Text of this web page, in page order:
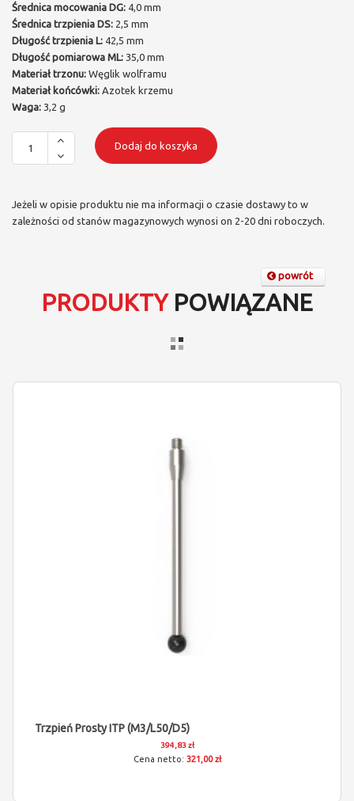
Średnica mocowania DG: 4,0 mm
Średnica trzpienia DS: 2,5 mm
Długość trzpienia L: 42,5 mm
Długość pomiarowa ML: 35,0 mm
Materiał trzonu: Węglik wolframu
Materiał końcówki: Azotek krzemu
Waga: 3,2 g
Dodaj do koszyka
Jeżeli w opisie produktu nie ma informacji o czasie dostawy to w
zależności od stanów magazynowych wynosi on 2-20 dni roboczych.
powrót
PRODUKTYPOWIĄZANE
Trzpień Prosty ITP (M3/L50/D5)
394,83 zł
321,00 zł